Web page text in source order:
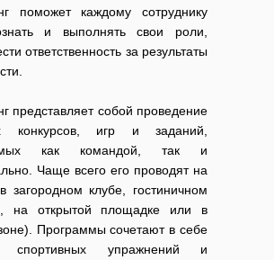
поможет каждому сотруднику
и выполнять свои роли,
ответственность за результаты
представляет собой проведение
конкурсов, игр и заданий,
как командой, так и
Чаще всего его проводят на
загородном клубе, гостиничном
на открытой площадке или в
Программы сочетают в себе
спортивных упражнений и